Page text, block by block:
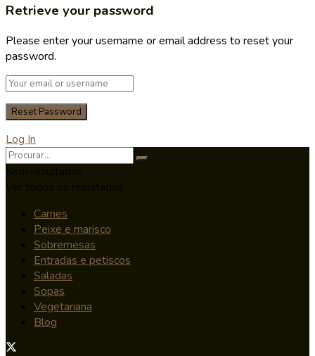
Retrieve your password
Please enter your username or email address to reset your
password.
Log In
Carnes
Peixe e marisco
Sobremesas
Entradas e petiscos
Saladas
Sopas
Vegetariana
Blog